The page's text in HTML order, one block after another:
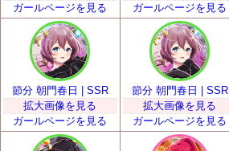
ガールページを見る
ガールページを見る
節分 朝門春日 | SSR
拡大画像を見る
ガールページを見る
節分 朝門春日 | SSR
拡大画像を見る
ガールページを見る